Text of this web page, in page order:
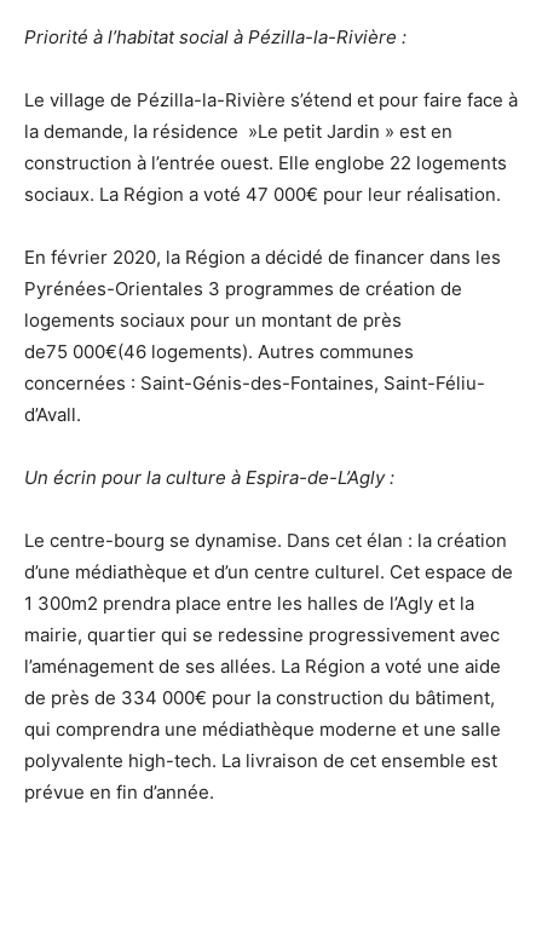
Priorité à l’habitat social à Pézilla-la-Rivière :
Le village de Pézilla-la-Rivière s’étend et pour faire face à
la demande, la résidence »Le petit Jardin » est en
construction à l’entrée ouest. Elle englobe 22 logements
sociaux. La Région a voté 47 000€ pour leur réalisation.
En février 2020, la Région a décidé de financer dans les
Pyrénées-Orientales 3 programmes de création de
logements sociaux pour un montant de près
de75 000€(46 logements). Autres communes
concernées : Saint-Génis-des-Fontaines, Saint-Féliu-
d’Avall.
Un écrin pour la culture à Espira-de-L’Agly :
Le centre-bourg se dynamise. Dans cet élan : la création
d’une médiathèque et d’un centre culturel. Cet espace de
1 300m2 prendra place entre les halles de l’Agly et la
mairie, quartier qui se redessine progressivement avec
l’aménagement de ses allées. La Région a voté une aide
de près de 334 000€ pour la construction du bâtiment,
qui comprendra une médiathèque moderne et une salle
polyvalente high-tech. La livraison de cet ensemble est
prévue en fin d’année.